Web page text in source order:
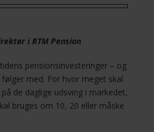
i RTM Pension
pensionsinvesteringer – og
med. For hvor meget skal
de daglige udsving i markedet,
bruges om 10, 20 eller måske